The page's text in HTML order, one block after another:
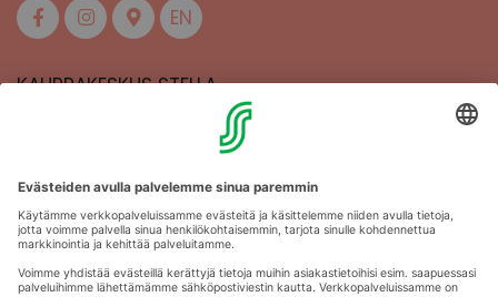
EN
KAUPPAKESKUS STELLA
Aukioloajat
Anna palautetta
Kartat